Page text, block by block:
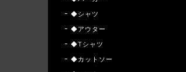
◆シャツ
◆アウター
◆Tシャツ
◆カットソー